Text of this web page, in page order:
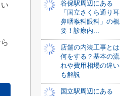
谷保駅周辺にある
「国立さくら通り耳
鼻咽喉科眼科」の概
要！診療内...
店舗の内装工事とは
何をする？基本の流
れや費用相場の違い
も解説
国立駅周辺にある